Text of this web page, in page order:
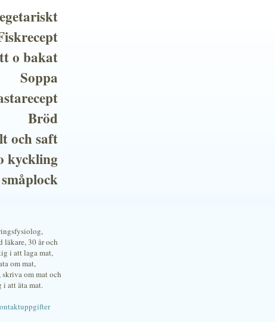
o bakat
Soppa
Bröd
och saft
kyckling
läkare, 30 år och
i att laga mat,
om mat,
skriva om mat och
att äta mat.